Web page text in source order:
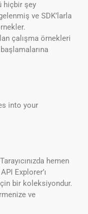
hiçbir şey
ve SDK’larla
çalışma örnekleri
into your
hemen
Explorer’ı
bir koleksiyondur.
ve